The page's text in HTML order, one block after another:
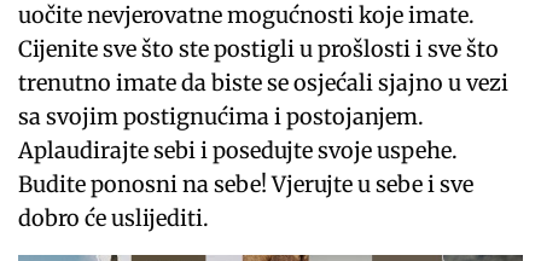
uočite nevjerovatne mogućnosti koje imate.
Cijenite sve što ste postigli u prošlosti i sve što
trenutno imate da biste se osjećali sjajno u vezi
sa svojim postignućima i postojanjem.
Aplaudirajte sebi i posedujte svoje uspehe.
Budite ponosni na sebe! Vjerujte u sebe i sve
dobro će uslijediti.